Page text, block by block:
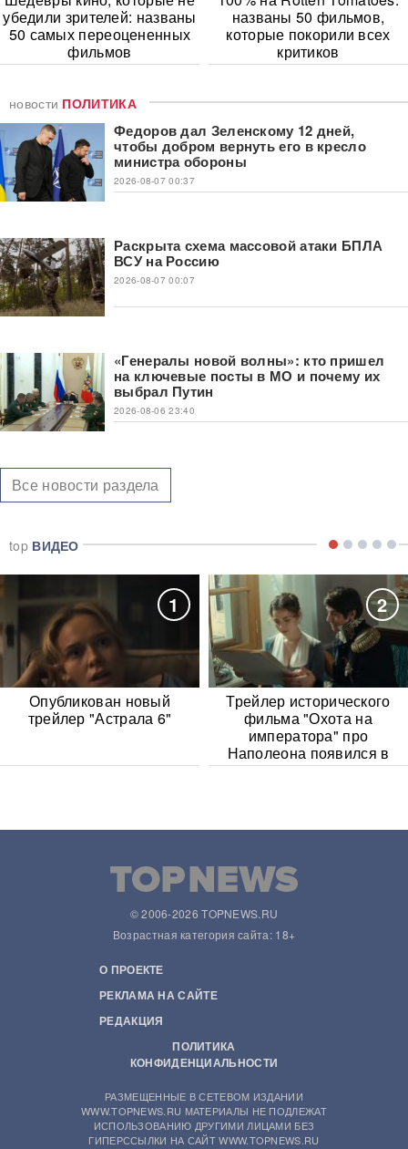
убедили зрителей: названы
50 самых переоцененных
фильмов
названы 50 фильмов,
которые покорили всех
критиков
новости ПОЛИТИКА
Федоров дал Зеленскому 12 дней,
чтобы добром вернуть его в кресло
министра обороны
2026-08-07 00:37
Раскрыта схема массовой атаки БПЛА
ВСУ на Россию
2026-08-07 00:07
«Генералы новой волны»: кто пришел
на ключевые посты в МО и почему их
выбрал Путин
2026-08-06 23:40
Все новости раздела
top ВИДЕО
1
Опубликован новый
трейлер "Астрала 6"
2
Трейлер исторического
фильма "Охота на
императора" про
Наполеона появился в
Сети
© 2006-2026 TOPNEWS.RU
Возрастная категория сайта: 18+
О ПРОЕКТЕ
РЕКЛАМА НА САЙТЕ
РЕДАКЦИЯ
ПОЛИТИКА
КОНФИДЕНЦИАЛЬНОСТИ
РАЗМЕЩЕННЫЕ В СЕТЕВОМ ИЗДАНИИ
WWW.TOPNEWS.RU МАТЕРИАЛЫ НЕ ПОДЛЕЖАТ
ИСПОЛЬЗОВАНИЮ ДРУГИМИ ЛИЦАМИ БЕЗ
ГИПЕРССЫЛКИ НА САЙТ WWW.TOPNEWS.RU